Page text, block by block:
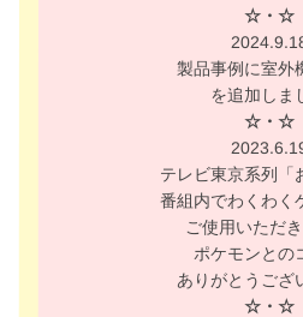
☆・☆
製品事例に室外
を追加しま
☆・☆
テレビ東京系列「
番組内でわくわく
ご使用いただ
ポケモンとの
ありがとうござ
☆・☆